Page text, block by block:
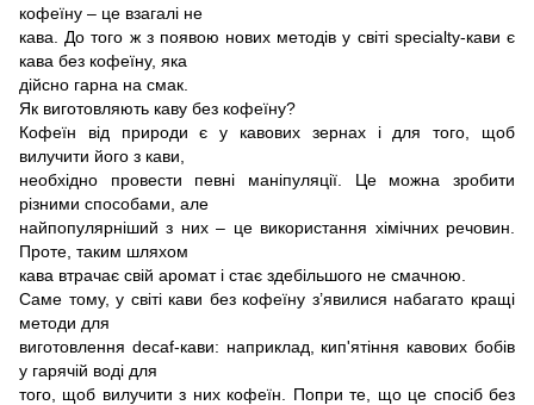
кофеїну – це взагалі не
кава. До того ж з появою нових методів у світі specialty-кави є
кава без кофеїну, яка
дійсно гарна на смак.
Як виготовляють каву без кофеїну?
Кофеїн від природи є у кавових зернах і для того, щоб
вилучити його з кави,
необхідно провести певні маніпуляції. Це можна зробити
різними способами, але
найпопулярніший з них – це використання хімічних речовин.
Проте, таким шляхом
кава втрачає свій аромат і стає здебільшого не смачною.
Саме тому, у світі кави без кофеїну з’явилися набагато кращі
методи для
виготовлення decaf-кави: наприклад, кип'ятіння кавових бобів
у гарячій воді для
того, щоб вилучити з них кофеїн. Попри те, що це спосіб без